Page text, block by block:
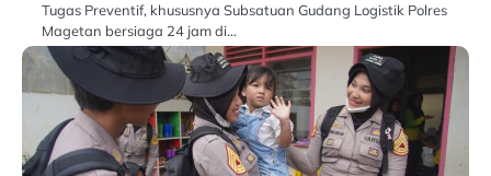
Tugas Preventif, khususnya Subsatuan Gudang Logistik Polres
Magetan bersiaga 24 jam di…